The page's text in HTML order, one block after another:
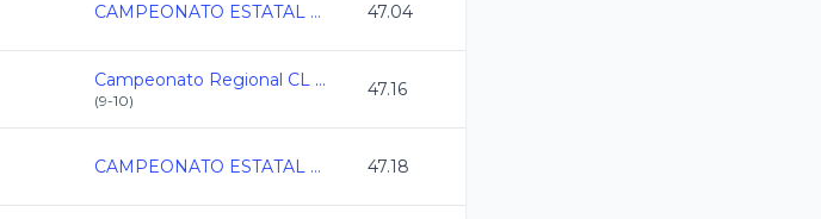
CAMPEONATO ESTATAL CL QRO 2026 47.04
Campeonato Regional CL 2026
(9-10)
47.16
CAMPEONATO ESTATAL CL QRO 2026 47.18